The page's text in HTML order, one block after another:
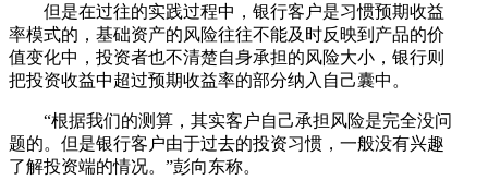
但是在过往的实践过程中，银行客户是习惯预期收益
率模式的，基础资产的风险往往不能及时反映到产品的价
值变化中，投资者也不清楚自身承担的风险大小，银行则
把投资收益中超过预期收益率的部分纳入自己囊中。
“根据我们的测算，其实客户自己承担风险是完全没问
题的。但是银行客户由于过去的投资习惯，一般没有兴趣
了解投资端的情况。”彭向东称。